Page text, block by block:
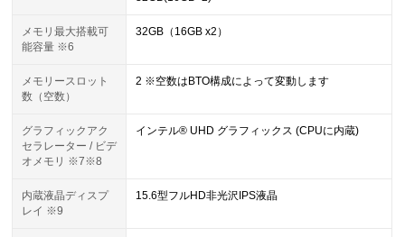
メモリ最大搭載可
能容量 ※6
32GB（16GB x2）
メモリースロット
数（空数）
2 ※空数はBTO構成によって変動します
グラフィックアク
セラレーター / ビデ
オメモリ ※7※8
インテル® UHD グラフィックス (CPUに内蔵)
内蔵液晶ディスプ
レイ ※9
15.6型フルHD非光沢IPS液晶